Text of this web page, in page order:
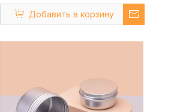
Добавить в корзину